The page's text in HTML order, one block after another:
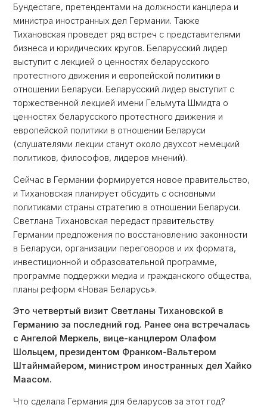
Бундестаге, претендентами на должности канцлера и
министра иностранных дел Германии. Также
Тихановская проведет ряд встреч с представителями
бизнеса и юридических кругов. Беларусский лидер
выступит с лекцией о ценностях беларусского
протестного движения и европейской политики в
отношении Беларуси. Беларусский лидер выступит с
торжественной лекцией имени Гельмута Шмидта о
ценностях беларусского протестного движения и
европейской политики в отношении Беларуси
(слушателями лекции станут около двухсот немецкий
политиков, философов, лидеров мнений).
Сейчас в Германии формируется новое правительство,
и Тихановская планирует обсудить с основными
политиками страны стратегию в отношении Беларуси.
Светлана Тихановская передаст правительству
Германии предложения по восстановлению законности
в Беларуси, организации переговоров и их формата,
инвестиционной и образовательной программе,
программе поддержки медиа и гражданского общества,
планы реформ «Новая Беларусь».
Это четвертый визит Светланы Тихановской в
Германию за последний год. Ранее она встречалась
с Ангелой Меркель, вице-канцлером Олафом
Шольцем, президентом Франком-Вальтером
Штайнмайером, министром иностранных дел Хайко
Маасом.
Что сделала Германия для беларусов за этот год?